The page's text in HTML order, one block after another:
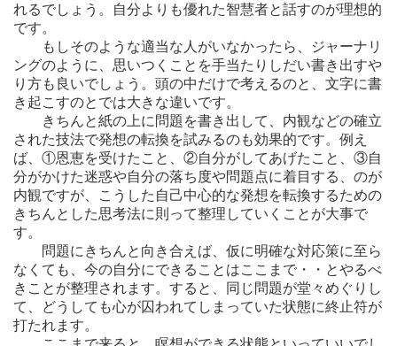
れるでしょう。自分よりも優れた智慧者と話すのが理想的
です。
もしそのような適当な人がいなかったら、ジャーナリ
ングのように、思いつくことを手当たりしだい書き出すや
り方も良いでしょう。頭の中だけで考えるのと、文字に書
き起こすのとでは大きな違いです。
きちんと紙の上に問題を書き出して、内観などの確立
された技法で発想の転換を試みるのも効果的です。例え
ば、①恩恵を受けたこと、②自分がしてあげたこと、③自
分がかけた迷惑や自分の落ち度や問題点に着目する、のが
内観ですが、こうした自己中心的な発想を転換するための
きちんとした思考法に則って整理していくことが大事で
す。
問題にきちんと向き合えば、仮に明確な対応策に至ら
なくても、今の自分にできることはここまで・・とやるべ
きことが整理されます。すると、同じ問題が堂々めぐりし
て、どうしても心が囚われてしまっていた状態に終止符が
打たれます。